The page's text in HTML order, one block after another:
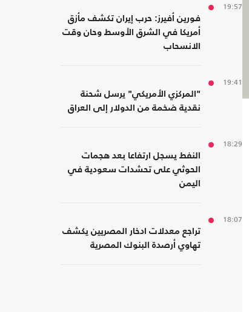
19:57
فورين أفيرز: حرب إيران تكشف مأزق
أمريكا في الشرق الأوسط وحان وقت
الانسحاب
19:41
"المركزي الأمريكي" يرسل شحنة
نقدية ضخمة من الدولار إلى العراق
18:29
النفط يسجل ارتفاعا بعد هجمات
الحوثي على تحشدات سعودية في
اليمن
18:07
تراجع معدلات ادخار المصريين يكشف
تهاوي أرصدة البنوك المصرية